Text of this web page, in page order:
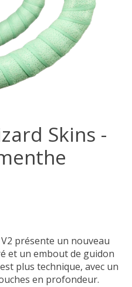
Skins -
présente un nouveau
et un embout de guidon
plus technique, avec un
en profondeur.